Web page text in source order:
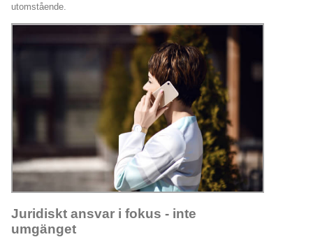
utomstående.
Juridiskt ansvar i fokus - inte
umgänget